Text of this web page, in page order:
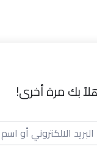
بك مرة أخرى!